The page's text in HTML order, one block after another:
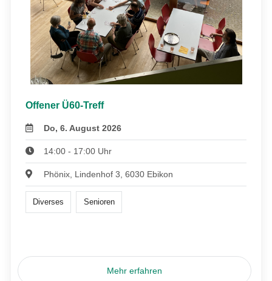
Offener Ü60-Treff
Do, 6. August 2026
14:00 - 17:00 Uhr
Phönix, Lindenhof 3, 6030 Ebikon
Diverses Senioren
Mehr erfahren